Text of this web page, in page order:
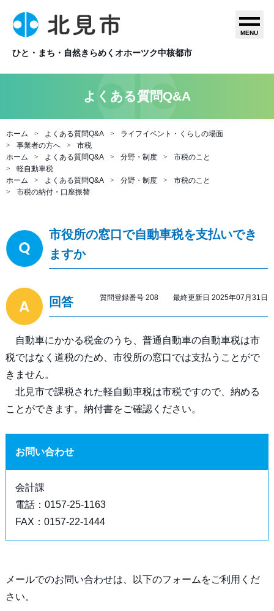
ひと・まち・自然きらめくオホーツク中核都市
MENU
よくある質問Q&A
ホーム よくある質問Q&A
ライフイベント・くらしの場面
事業者の方へ
市税
ホーム
よくある質問Q&A 分野・制度
市税のこと
軽自動車税
ホーム
よくある質問Q&A 分野・制度
市税のこと
市税の納付・口座振替
市役所の窓口で自動車税を支払いでき
ますか
回答 質問登録番号 208 最終更新日 2025年07月31日
自動車にかかる税金のうち、普通自動車の自動車税は市
税ではなく道税のため、市役所の窓口では支払うことがで
きません。
北見市で課税された軽自動車税は市税ですので、納める
ことができます。納付書をご確認ください。
お問い合わせ
会計課
電話：0157-25-1163
FAX：0157-22-1444
メールでのお問い合わせは、以下のフォームをご利用くだ
さい。